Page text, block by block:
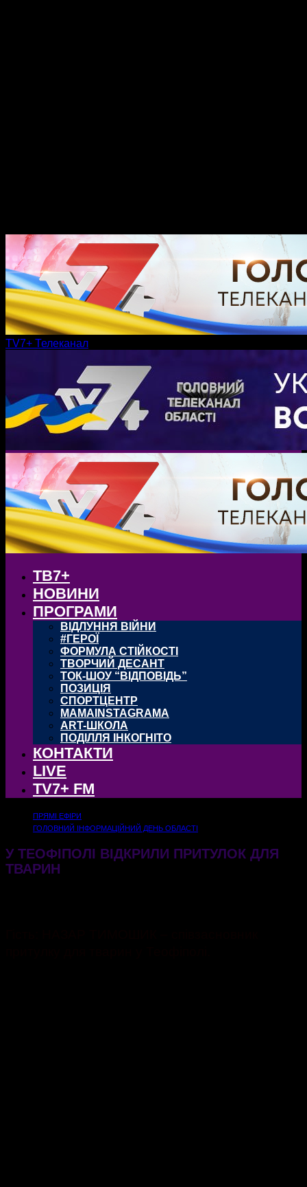
TV7+ Телеканал
ТВ7+
НОВИНИ
ПРОГРАМИ
ВІДЛУННЯ ВІЙНИ
#ГЕРОЇ
ФОРМУЛА СТІЙКОСТІ
ТВОРЧИЙ ДЕСАНТ
ТОК-ШОУ “ВІДПОВІДЬ”
ПОЗИЦІЯ
СПОРТЦЕНТР
MAMAINSTAGRAMA
ART-ШКОЛА
ПОДІЛЛЯ ІНКОГНІТО
КОНТАКТИ
LIVE
TV7+ FM
ПРЯМІ ЕФІРИ
ГОЛОВНИЙ ІНФОРМАЦІЙНИЙ ДЕНЬ ОБЛАСТІ
У ТЕОФІПОЛІ ВІДКРИЛИ ПРИТУЛОК ДЛЯ
ТВАРИН